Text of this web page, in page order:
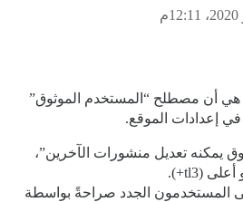
هي أن مصطلح “المستخدم الموثوق”
في إعدادات الموقع.
يمكنه تعديل منشورات الآخرين”،
المستخدمون الجدد صراحةً بواسطة